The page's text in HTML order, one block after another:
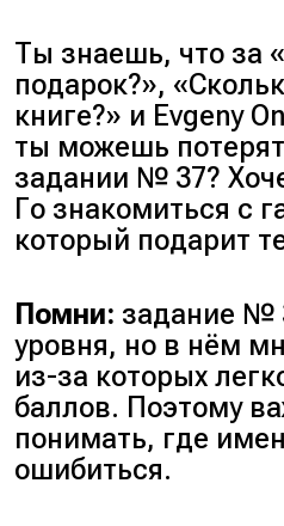
Ты знаешь, что за
подарок?»,
книге?» и Evgeny
ты можешь
задании № 37?
Го знакомиться с
который подарит
Помни: задание №
уровня, но в нём
из-за которых
баллов. Поэтому
понимать, где
ошибиться.